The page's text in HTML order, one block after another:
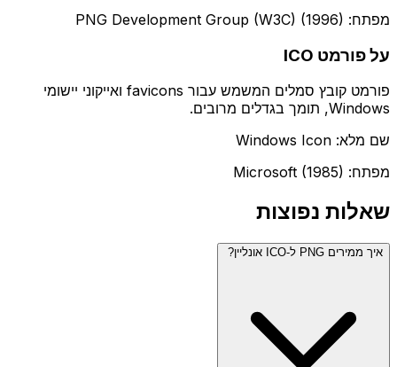
מפתח: PNG Development Group (W3C) (1996)
על פורמט ICO
פורמט קובץ סמלים המשמש עבור favicons ואייקוני יישומי
Windows, תומך בגדלים מרובים.
שם מלא: Windows Icon
מפתח: Microsoft (1985)
שאלות נפוצות
איך ממירים PNG ל-ICO אונליין?